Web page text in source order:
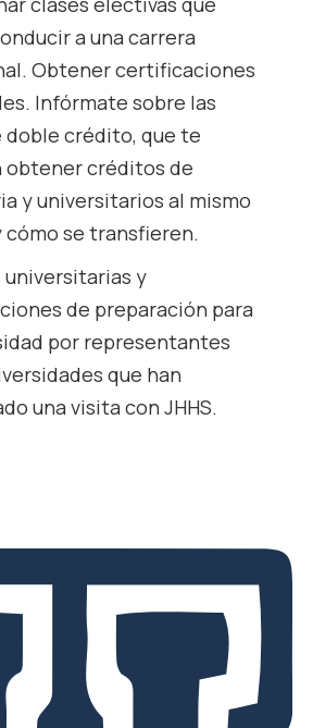
a una carrera
Obtener certificaciones
Infórmate sobre las
doble crédito, que te
obtener créditos de
y universitarios al mismo
se transfieren.
universitarias y
de preparación para
por representantes
que han
una visita con JHHS.